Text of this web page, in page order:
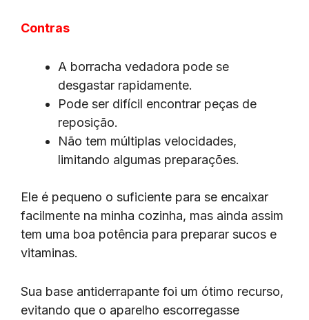
Contras
A borracha vedadora pode se
desgastar rapidamente.
Pode ser difícil encontrar peças de
reposição.
Não tem múltiplas velocidades,
limitando algumas preparações.
Ele é pequeno o suficiente para se encaixar
facilmente na minha cozinha, mas ainda assim
tem uma boa potência para preparar sucos e
vitaminas.
Sua base antiderrapante foi um ótimo recurso,
evitando que o aparelho escorregasse